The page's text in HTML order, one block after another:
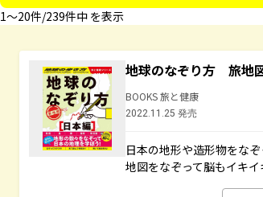
1〜20件/239件中 を表示
地球のなぞり方 旅地
BOOKS 旅と健康
2022.11.25 発売
日本の地形や造形物をな
地図をなぞって脳もイキイ